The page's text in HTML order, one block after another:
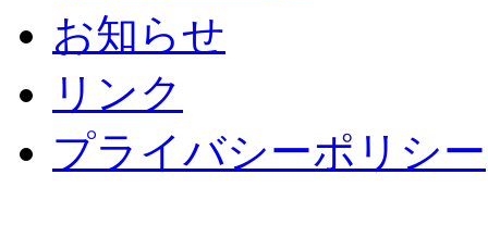
お知らせ
リンク
プライバシーポリシー